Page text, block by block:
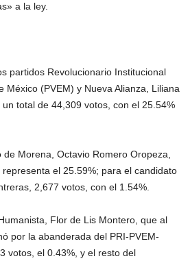
a la ley.
partidos Revolucionario Institucional
México (PVEM) y Nueva Alianza, Liliana
total de 44,309 votos, con el 25.54%
Morena, Octavio Romero Oropeza,
el 25.59%; para el candidato
2,677 votos, con el 1.54%.
Flor de Lis Montero, que al
por la abanderada del PRI-PVEM-
votos, el 0.43%, y el resto del